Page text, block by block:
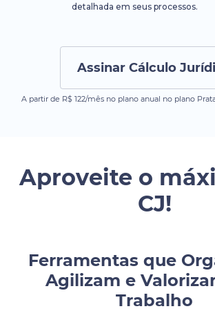
detalhada em seus processos.
Assinar Cálculo
A partir de R$ 122/mês no plano anual no plano
Aproveite o
CJ!
Ferramentas que
Agilizam e
Trabalho